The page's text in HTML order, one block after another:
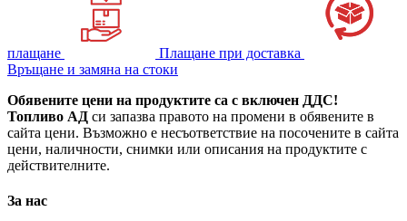
плащане
Плащане при доставка
Връщане и замяна на стоки
Обявените цени на продуктите са с включен ДДС!
Топливо АД си запазва правото на промени в обявените в
сайта цени. Възможно е несъответствие на посочените в сайта
цени, наличности, снимки или описания на продуктите с
действителните.
За нас